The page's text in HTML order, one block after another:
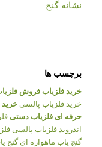
نشانه گنج
برچسب ها
خرید فلزیاب فروش
خرید فلزیاب پالسی
حرفه ای فلزیاب دستی
اندروید فلزیاب پالسی
گنج یاب ماهواره ای گنج